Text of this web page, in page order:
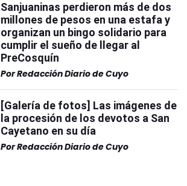
Sanjuaninas perdieron más de dos
millones de pesos en una estafa y
organizan un bingo solidario para
cumplir el sueño de llegar al
PreCosquín
PorRedacción Diario de Cuyo
[Galería de fotos] Las imágenes de
la procesión de los devotos a San
Cayetano en su día
PorRedacción Diario de Cuyo